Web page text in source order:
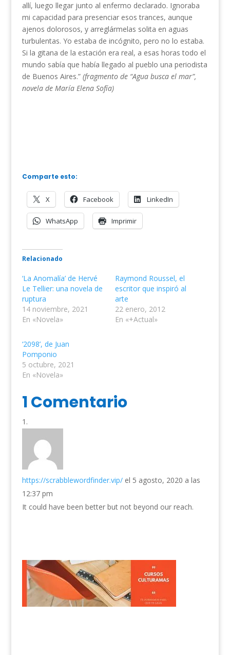
allí, luego llegar junto al enfermo declarado. Ignoraba
mi capacidad para presenciar esos trances, aunque
ajenos dolorosos, y arreglármelas solita en aguas
turbulentas. Yo estaba de incógnito, pero no lo estaba.
Si la gitana de la estación era real, a esas horas todo el
mundo sabía que había llegado al pueblo una periodista
de Buenos Aires.” (fragmento de “Agua busca el mar”,
novela de María Elena Sofía)
Comparte esto:
X Facebook LinkedIn
WhatsApp Imprimir
Relacionado
‘La Anomalía’ de Hervé
Le Tellier: una novela de
ruptura
14 noviembre, 2021
En «Novela»
Raymond Roussel, el
escritor que inspiró al
arte
22 enero, 2012
En «+Actual»
‘2098’, de Juan
Pomponio
5 octubre, 2021
En «Novela»
1 Comentario
https://scrabblewordfinder.vip/ el 5 agosto, 2020 a las
12:37 pm
It could have been better but not beyond our reach.